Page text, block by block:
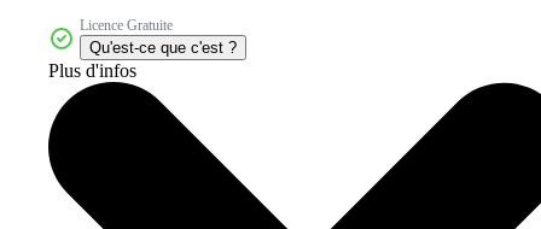
Licence Gratuite
Qu'est-ce que c'est ?
Plus d'infos